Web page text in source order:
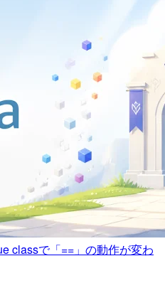
classで「==」の動作が変わ